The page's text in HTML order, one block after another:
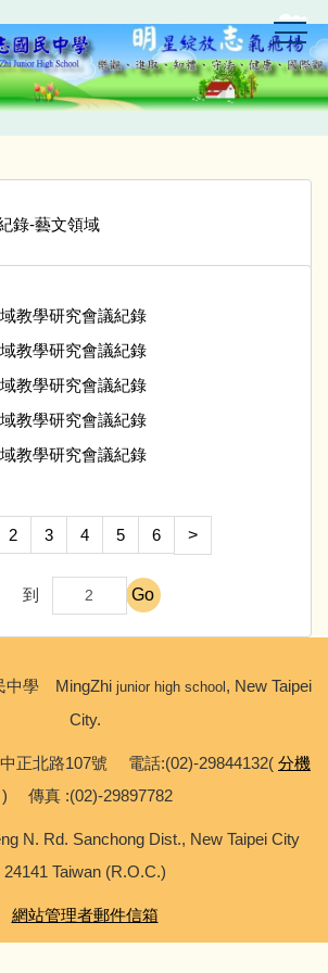
錄-藝文領域
教學研究會議紀錄
教學研究會議紀錄
教學研究會議紀錄
教學研究會議紀錄
教學研究會議紀錄
2 3 4 5 6 >
到 Go
中學 MingZhi junior high school, New Taipei
City.
正北路107號 電話:(02)-29844132( 分機
傳真 :(02)-29897782
N. Rd. Sanchong Dist., New Taipei City
24141 Taiwan (R.O.C.)
網站管理者郵件信箱